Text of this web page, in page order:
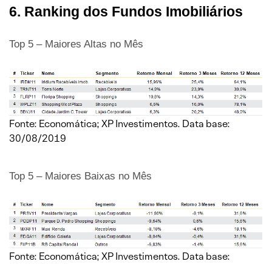
6. Ranking dos Fundos Imobiliários
Top 5 – Maiores Altas no Mês
Fonte: Economática; XP Investimentos. Data base:
30/08/2019
Top 5 – Maiores Baixas no Mês
Fonte: Economática; XP Investimentos. Data base: